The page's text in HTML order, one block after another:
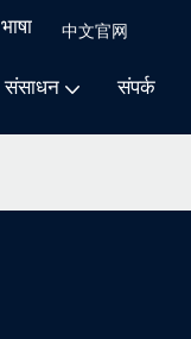
भाषा 中文官网
संसाधन संपर्क